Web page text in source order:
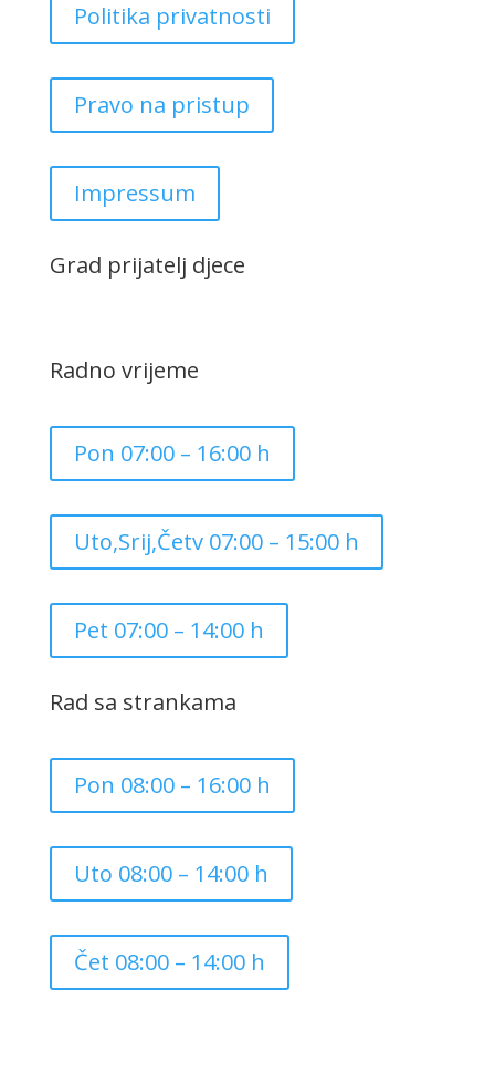
Politika privatnosti
Pravo na pristup
Impressum
Grad prijatelj djece
Radno vrijeme
Pon 07:00 – 16:00 h
Uto,Srij,Četv 07:00 – 15:00 h
Pet 07:00 – 14:00 h
Rad sa strankama
Pon 08:00 – 16:00 h
Uto 08:00 – 14:00 h
Čet 08:00 – 14:00 h